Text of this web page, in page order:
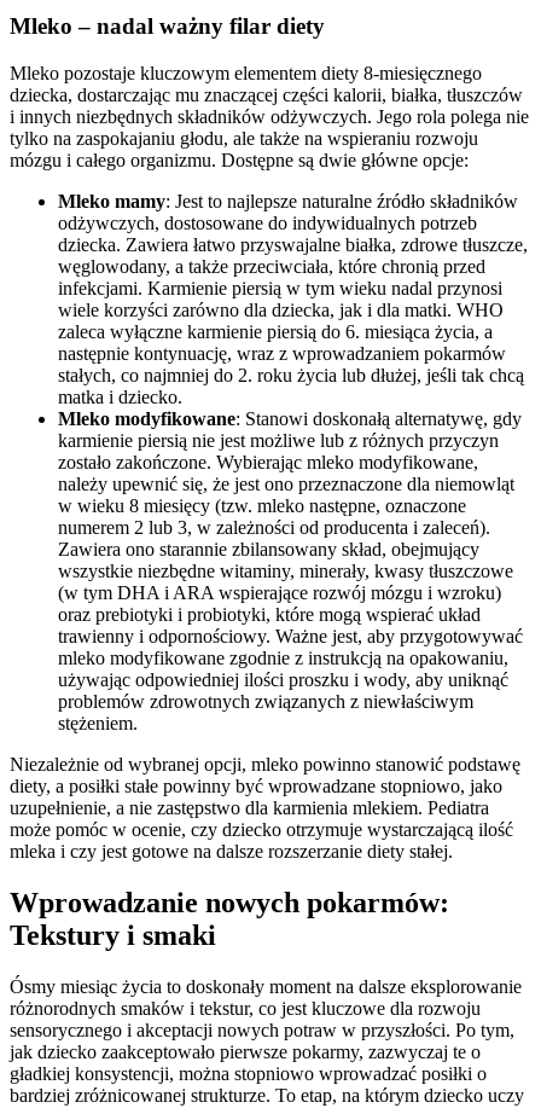
Mleko – nadal ważny filar diety
Mleko pozostaje kluczowym elementem diety 8-miesięcznego
dziecka, dostarczając mu znaczącej części kalorii, białka, tłuszczów
i innych niezbędnych składników odżywczych. Jego rola polega nie
tylko na zaspokajaniu głodu, ale także na wspieraniu rozwoju
mózgu i całego organizmu. Dostępne są dwie główne opcje:
Mleko mamy: Jest to najlepsze naturalne źródło składników
odżywczych, dostosowane do indywidualnych potrzeb
dziecka. Zawiera łatwo przyswajalne białka, zdrowe tłuszcze,
węglowodany, a także przeciwciała, które chronią przed
infekcjami. Karmienie piersią w tym wieku nadal przynosi
wiele korzyści zarówno dla dziecka, jak i dla matki. WHO
zaleca wyłączne karmienie piersią do 6. miesiąca życia, a
następnie kontynuację, wraz z wprowadzaniem pokarmów
stałych, co najmniej do 2. roku życia lub dłużej, jeśli tak chcą
matka i dziecko.
Mleko modyfikowane: Stanowi doskonałą alternatywę, gdy
karmienie piersią nie jest możliwe lub z różnych przyczyn
zostało zakończone. Wybierając mleko modyfikowane,
należy upewnić się, że jest ono przeznaczone dla niemowląt
w wieku 8 miesięcy (tzw. mleko następne, oznaczone
numerem 2 lub 3, w zależności od producenta i zaleceń).
Zawiera ono starannie zbilansowany skład, obejmujący
wszystkie niezbędne witaminy, minerały, kwasy tłuszczowe
(w tym DHA i ARA wspierające rozwój mózgu i wzroku)
oraz prebiotyki i probiotyki, które mogą wspierać układ
trawienny i odpornościowy. Ważne jest, aby przygotowywać
mleko modyfikowane zgodnie z instrukcją na opakowaniu,
używając odpowiedniej ilości proszku i wody, aby uniknąć
problemów zdrowotnych związanych z niewłaściwym
stężeniem.
Niezależnie od wybranej opcji, mleko powinno stanowić podstawę
diety, a posiłki stałe powinny być wprowadzane stopniowo, jako
uzupełnienie, a nie zastępstwo dla karmienia mlekiem. Pediatra
może pomóc w ocenie, czy dziecko otrzymuje wystarczającą ilość
mleka i czy jest gotowe na dalsze rozszerzanie diety stałej.
Wprowadzanie nowych pokarmów:
Tekstury i smaki
Ósmy miesiąc życia to doskonały moment na dalsze eksplorowanie
różnorodnych smaków i tekstur, co jest kluczowe dla rozwoju
sensorycznego i akceptacji nowych potraw w przyszłości. Po tym,
jak dziecko zaakceptowało pierwsze pokarmy, zazwyczaj te o
gładkiej konsystencji, można stopniowo wprowadzać posiłki o
bardziej zróżnicowanej strukturze. To etap, na którym dziecko uczy